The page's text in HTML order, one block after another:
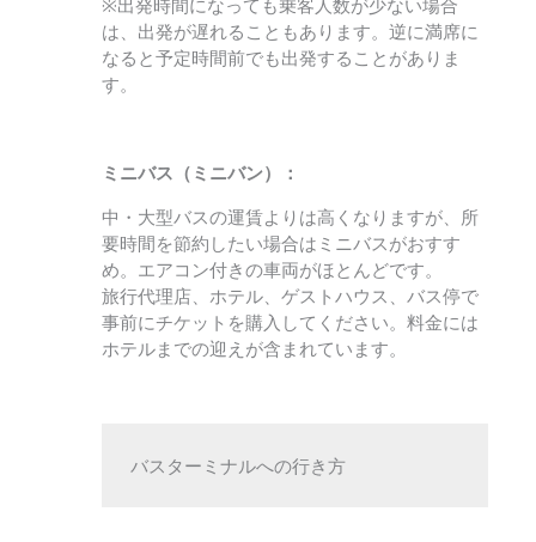
※出発時間になっても乗客人数が少ない場合
は、出発が遅れることもあります。逆に満席に
なると予定時間前でも出発することがありま
す。
ミニバス（ミニバン）：
中・大型バスの運賃よりは高くなりますが、所
要時間を節約したい場合はミニバスがおすす
め。エアコン付きの車両がほとんどです。
旅行代理店、ホテル、ゲストハウス、バス停で
事前にチケットを購入してください。料金には
ホテルまでの迎えが含まれています。
バスターミナルへの行き方